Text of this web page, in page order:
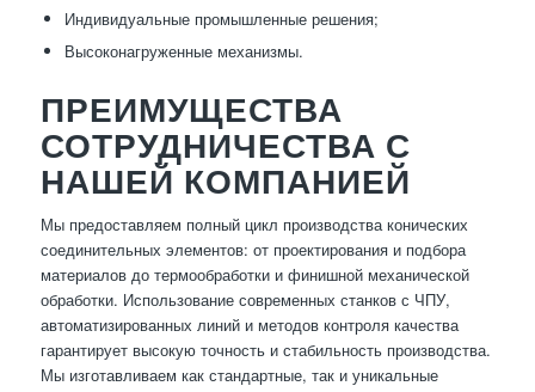
Индивидуальные промышленные решения;
Высоконагруженные механизмы.
ПРЕИМУЩЕСТВА
СОТРУДНИЧЕСТВА С
НАШЕЙ КОМПАНИЕЙ
Мы предоставляем полный цикл производства конических
соединительных элементов: от проектирования и подбора
материалов до термообработки и финишной механической
обработки. Использование современных станков с ЧПУ,
автоматизированных линий и методов контроля качества
гарантирует высокую точность и стабильность производства.
Мы изготавливаем как стандартные, так и уникальные